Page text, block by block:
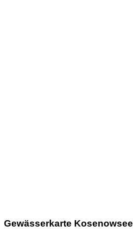
Gewässerkarte Kosenowsee